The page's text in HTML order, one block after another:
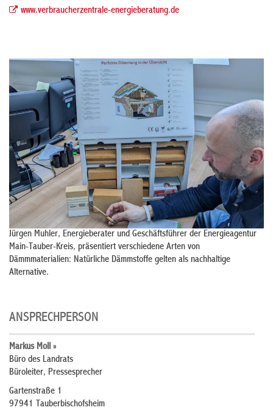
www.verbraucherzentrale-energieberatung.de
Jürgen Muhler, Energieberater und Geschäftsführer der Energieagentur
Main-Tauber-Kreis, präsentiert verschiedene Arten von
Dämmmaterialien: Natürliche Dämmstoffe gelten als nachhaltige
Alternative.
ANSPRECHPERSON
Markus Moll »
Büro des Landrats
Büroleiter, Pressesprecher
Gartenstraße 1
97941 Tauberbischofsheim